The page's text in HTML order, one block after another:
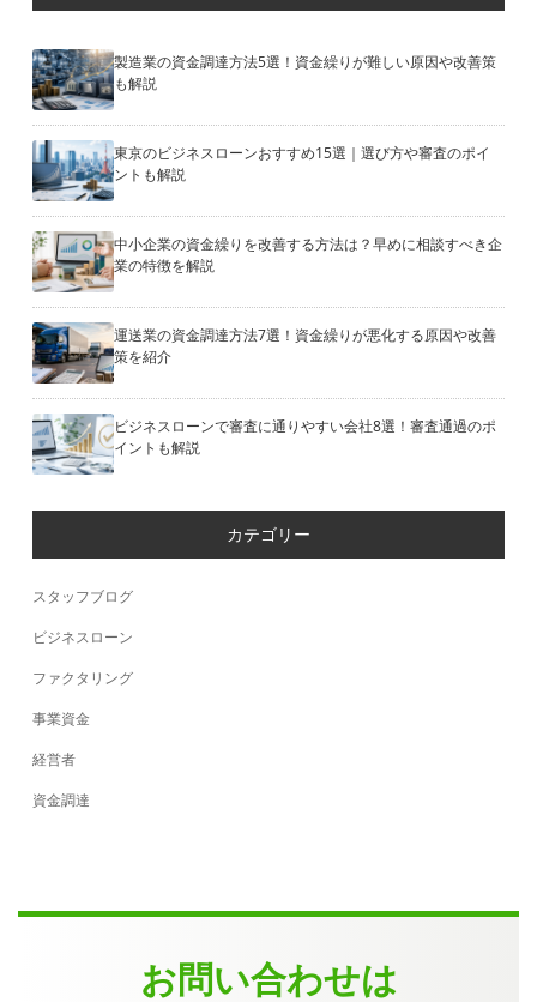
製造業の資金調達方法5選！資金繰りが難しい原因や改善策
も解説
東京のビジネスローンおすすめ15選｜選び方や審査のポイ
ントも解説
中小企業の資金繰りを改善する方法は？早めに相談すべき企
業の特徴を解説
運送業の資金調達方法7選！資金繰りが悪化する原因や改善
策を紹介
ビジネスローンで審査に通りやすい会社8選！審査通過のポ
イントも解説
カテゴリー
スタッフブログ
ビジネスローン
ファクタリング
事業資金
経営者
資金調達
お問い合わせは